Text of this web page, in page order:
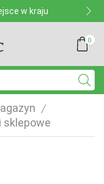
w kraju
0
/
sklepowe